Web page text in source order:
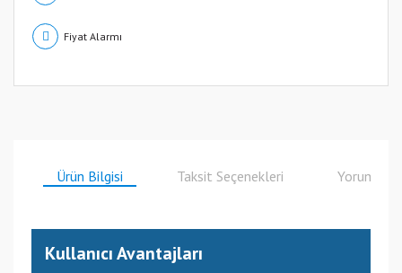
Fiyat Alarmı
Ürün Bilgisi Taksit Seçenekleri Yorumlar
Kullanıcı Avantajları